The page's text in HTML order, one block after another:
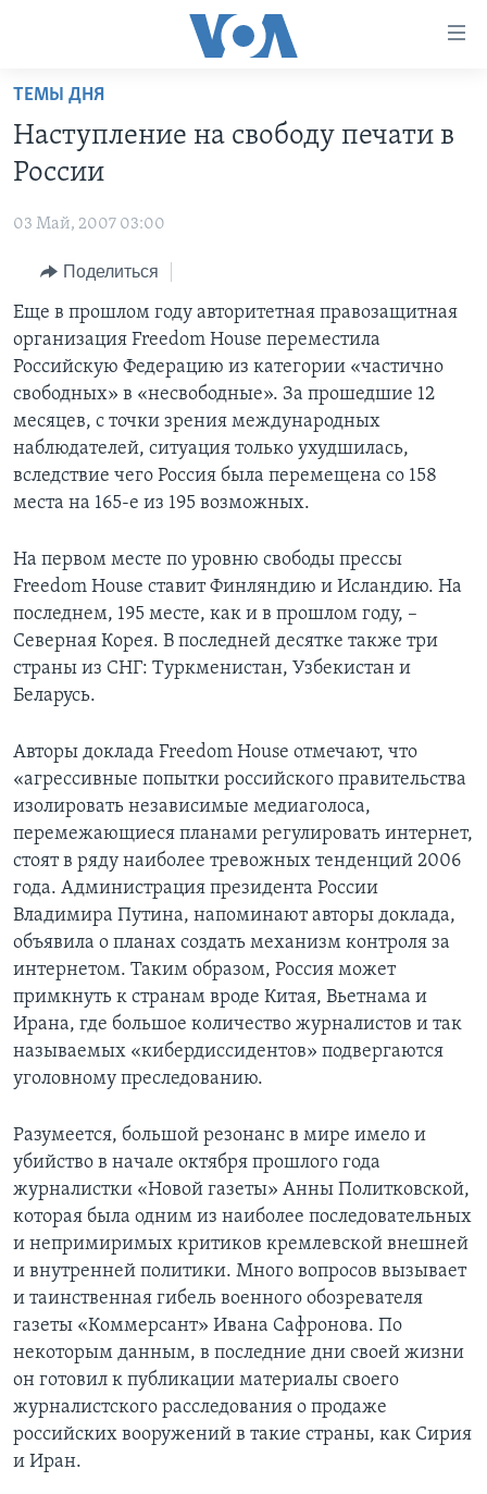
Перейти
основной
контент
навигации
Перейти
поиск
ПРОГРАММЫ
НОВОСТИ ЗА МИНУТУ
ИТОГИ
ПОЧЕМУ ЭТО ВАЖНО?
ДИСКУССИЯ VOA
ДЕТАЛИ
НЬЮ-ЙОРК NEW YORK
АМЕРИКА. БОЛЬШОЕ ПУТЕШЕСТВИЕ
УЧИМ АНГЛИЙСКИЙ
НАША АМЕРИКАНСКАЯ ИСТОРИЯ
А КАК В АМЕРИКЕ?
АРТЕФАКТЫ
АМЕРИКАНСКИЕ ГОРОДКИ
ТЕСТЫ
ЭКСПЕРТИЗА
ИНТЕРВЬЮ
ФАКТЫ ПРОТИВ ФЕЙКОВ
ЗА СВОБОДУ ПРЕССЫ
УЧИМ АНГЛИЙСКИЙ
ВИДЕО
ПОДПИСКА НА НОВОСТИ
СОЦИАЛЬНЫЕ СЕТИ
Языки
ТЕМЫ ДНЯ
Наступление на свободу печати в
России
03 Май, 2007 03:00
Поделиться
Еще в прошлом году авторитетная правозащитная
организация Freedom House переместила
Российскую Федерацию из категории «частично
свободных» в «несвободные». За прошедшие 12
месяцев, с точки зрения международных
наблюдателей, ситуация только ухудшилась,
вследствие чего Россия была перемещена со 158
места на 165-е из 195 возможных.
На первом месте по уровню свободы прессы
Freedom House ставит Финляндию и Исландию. На
последнем, 195 месте, как и в прошлом году, –
Северная Корея. В последней десятке также три
страны из СНГ: Туркменистан, Узбекистан и
Беларусь.
Авторы доклада Freedom House отмечают, что
«агрессивные попытки российского правительства
изолировать независимые медиаголоса,
перемежающиеся планами регулировать интернет,
стоят в ряду наиболее тревожных тенденций 2006
года. Администрация президента России
Владимира Путина, напоминают авторы доклада,
объявила о планах создать механизм контроля за
интернетом. Таким образом, Россия может
примкнуть к странам вроде Китая, Вьетнама и
Ирана, где большое количество журналистов и так
называемых «кибердиссидентов» подвергаются
уголовному преследованию.
Разумеется, большой резонанс в мире имело и
убийство в начале октября прошлого года
журналистки «Новой газеты» Анны Политковской,
которая была одним из наиболее последовательных
и непримиримых критиков кремлевской внешней
и внутренней политики. Много вопросов вызывает
и таинственная гибель военного обозревателя
газеты «Коммерсант» Ивана Сафронова. По
некоторым данным, в последние дни своей жизни
он готовил к публикации материалы своего
журналистского расследования о продаже
российских вооружений в такие страны, как Сирия
и Иран.